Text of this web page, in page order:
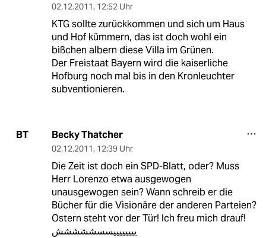
02.12.2011, 12:52 Uhr
KTG sollte zurückkommen und sich um Haus
und Hof kümmern, das ist doch wohl ein
bißchen albern diese Villa im Grünen.
Der Freistaat Bayern wird die kaiserliche
Hofburg noch mal bis in den Kronleuchter
subventionieren.
BT Becky Thatcher
02.12.2011, 12:39 Uhr
Die Zeit ist doch ein SPD-Blatt, oder? Muss
Herr Lorenzo etwa ausgewogen
unausgewogen sein? Wann schreib er die
Bücher für die Visionäre der anderen Parteien?
Ostern steht vor der Tür! Ich freu mich drauf!
ییییییییسسششششش